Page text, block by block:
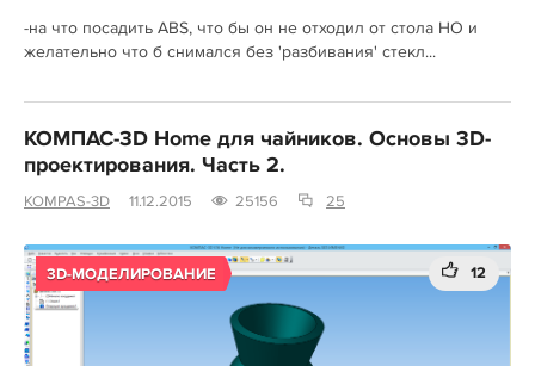
-на что посадить ABS, что бы он не отходил от стола НО и
желательно что б снимался без 'разбивания' стекл...
КОМПАС-3D Home для чайников. Основы 3D-
проектирования. Часть 2.
KOMPAS-3D 11.12.2015 25156 25
3D-МОДЕЛИРОВАНИЕ 12